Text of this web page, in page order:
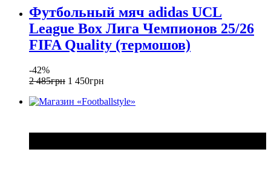
Футбольный мяч adidas UCL
League Box Лига Чемпионов 25/26
FIFA Quality (термошов)
-42%
2 485грн 1 450грн